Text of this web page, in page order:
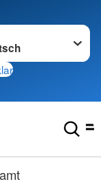
wechseln zu